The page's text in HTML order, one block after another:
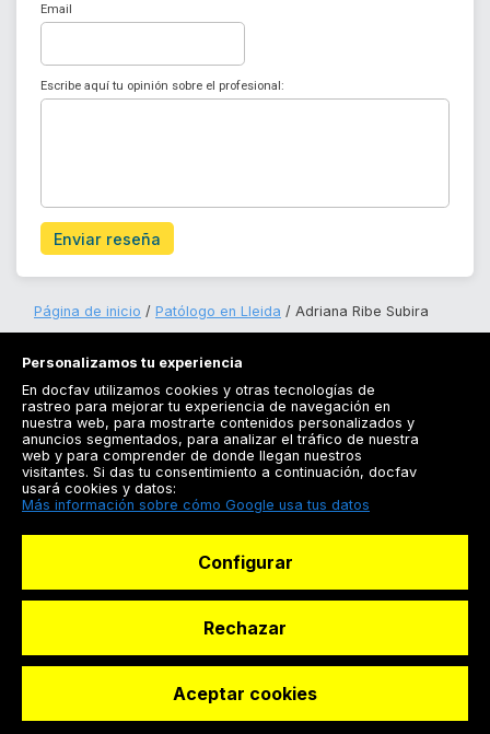
Solicitar reserva
Email
Escribe aquí tu opinión sobre el profesional:
Enviar reseña
Página de inicio Patólogo en Lleida Adriana Ribe Subira
Registrarse
Docfav
© Dashboard Technologies S.L
Personalizamos tu experiencia
En docfav utilizamos cookies y otras tecnologías de
rastreo para mejorar tu experiencia de navegación en
nuestra web, para mostrarte contenidos personalizados y
anuncios segmentados, para analizar el tráfico de nuestra
web y para comprender de donde llegan nuestros
visitantes. Si das tu consentimiento a continuación, docfav
usará cookies y datos:
Más información sobre cómo Google usa tus datos
Configurar
Rechazar
Aceptar cookies